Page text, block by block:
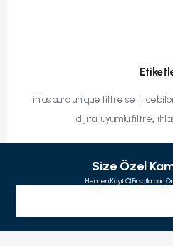
ihlas aura unique filtre seti,
dijital uyumlu filtre,
Size Özel
Hemen Kayıt Ol Fırsatlardan